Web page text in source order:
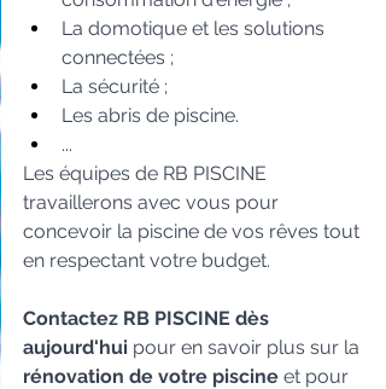
La domotique et les solutions
connectées ;
La sécurité ;
Les abris de piscine.
...
Les équipes de RB PISCINE
travaillerons avec vous pour
concevoir la piscine de vos rêves tout
en respectant votre budget.
Contactez RB PISCINE dès
aujourd'hui pour en savoir plus sur la
rénovation de votre piscine et pour